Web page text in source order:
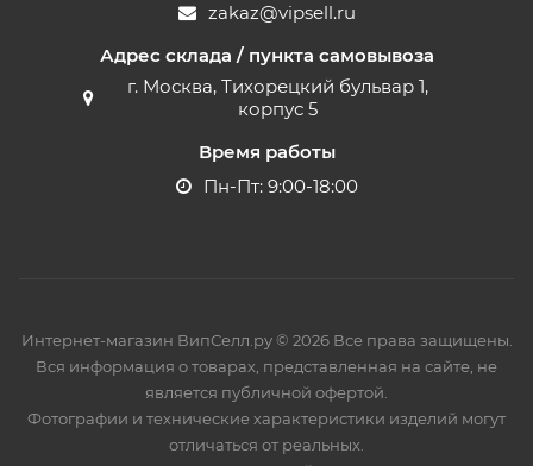
zakaz@vipsell.ru
Адрес склада / пункта самовывоза
г. Москва, Тихорецкий бульвар 1,
корпус 5
Время работы
Пн-Пт: 9:00-18:00
Интернет-магазин ВипСелл.ру © 2026 Все права защищены.
Вся информация о товарах, представленная на сайте, не
является публичной офертой.
Фотографии и технические характеристики изделий могут
отличаться от реальных.